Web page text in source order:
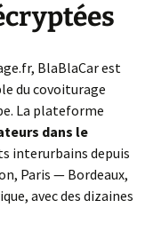
BlaBlaCar est
du covoiturage
La plateforme
dans le
interurbains depuis
Paris — Bordeaux,
avec des dizaines